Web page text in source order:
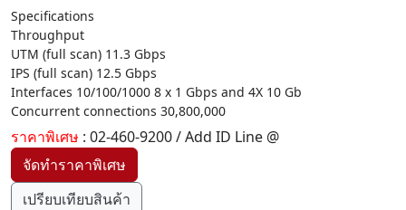
Specifications
Throughput
UTM (full scan) 11.3 Gbps
IPS (full scan) 12.5 Gbps
Interfaces 10/100/1000 8 x 1 Gbps and 4X 10 Gb
Concurrent connections 30,800,000
ราคาพิเศษ : 02-460-9200 / Add ID Line @
เปรียบเทียบสินค้า